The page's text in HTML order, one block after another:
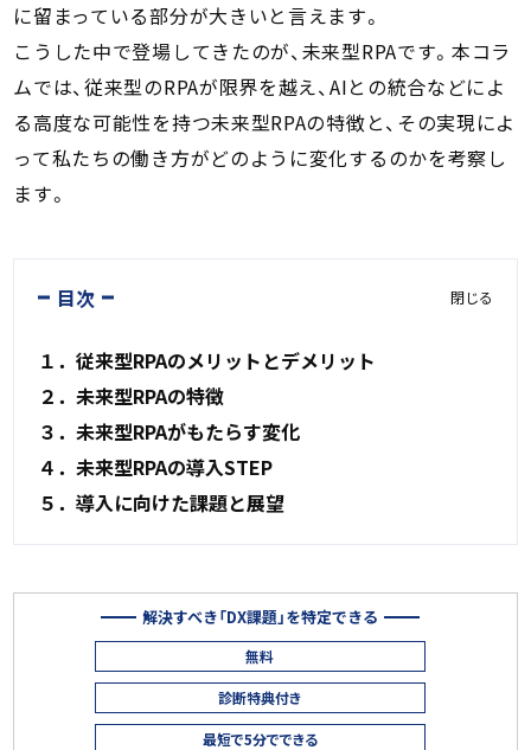
に留まっている部分が大きいと言えます。
こうした中で登場してきたのが、未来型RPAです。本コラ
ムでは、従来型のRPAが限界を越え、AIとの統合などによ
る高度な可能性を持つ未来型RPAの特徴と、その実現によ
って私たちの働き方がどのように変化するのかを考察し
ます。
目次 閉じる
１．従来型RPAのメリットとデメリット
２．未来型RPAの特徴
３．未来型RPAがもたらす変化
４．未来型RPAの導入STEP
５．導入に向けた課題と展望
解決すべき「DX課題」を特定できる
無料
診断特典付き
最短で5分でできる